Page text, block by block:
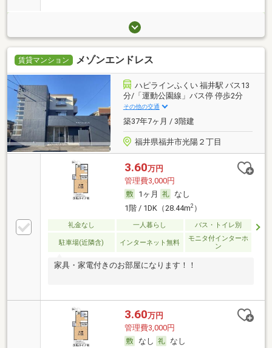
賃貸マンション メゾンエンドレス
ハピラインふくい 福井駅 バス13
分/「運動公園線」バス停 停歩2分
その他の交通
築37年7ヶ月 / 3階建
福井県福井市光陽２丁目
3.60万円
管理費3,000円
1ヶ月
なし
1階 / 1DK（28.44m2）
礼金なし 一人暮らし バス・トイレ別
駐車場(近隣含) インターネット無料
モニタ付インターホ
ン
家具・家電付きのお部屋になります！！
3.60万円
管理費3,000円
なし
なし